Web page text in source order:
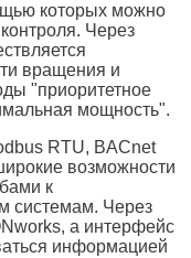
которых можно
Через
вращения и
"приоритетное
мощность".
RTU, BACnet
возможности
к
системам. Через
а интерфейс
информацией